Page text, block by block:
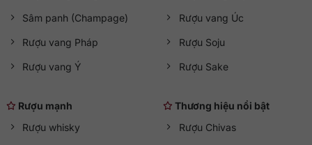
Sâm panh (Champage)
Rượu vang Pháp
Rượu vang Ý
Rượu vang Úc
Rượu Soju
Rượu Sake
Rượu mạnh
Rượu whisky
Thương hiệu nổi bật
Rượu Chivas